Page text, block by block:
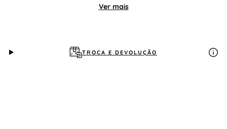
Ver mais
TROCA E DEVOLUÇÃO